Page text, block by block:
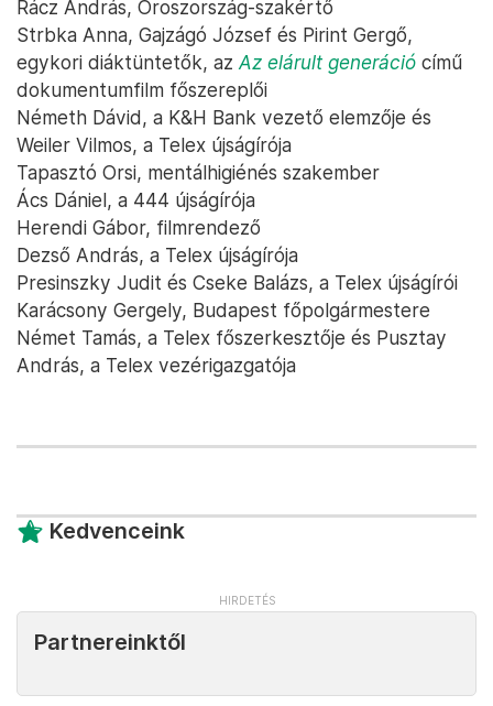
Rácz András, Oroszország-szakértő
Strbka Anna, Gajzágó József és Pirint Gergő,
egykori diáktüntetők, az Az elárult generáció című
dokumentumfilm főszereplői
Németh Dávid, a K&H Bank vezető elemzője és
Weiler Vilmos, a Telex újságírója
Tapasztó Orsi, mentálhigiénés szakember
Ács Dániel, a 444 újságírója
Herendi Gábor, filmrendező
Dezső András, a Telex újságírója
Presinszky Judit és Cseke Balázs, a Telex újságírói
Karácsony Gergely, Budapest főpolgármestere
Német Tamás, a Telex főszerkesztője és Pusztay
András, a Telex vezérigazgatója
Kedvenceink
Partnereinktől